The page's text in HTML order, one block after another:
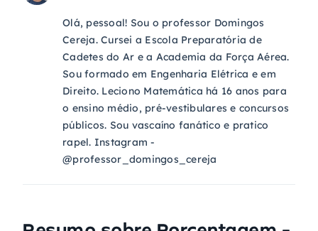
Olá, pessoal! Sou o professor Domingos
Cereja. Cursei a Escola Preparatória de
Cadetes do Ar e a Academia da Força Aérea.
Sou formado em Engenharia Elétrica e em
Direito. Leciono Matemática há 16 anos para
o ensino médio, pré-vestibulares e concursos
públicos. Sou vascaíno fanático e pratico
rapel. Instagram -
@professor_domingos_cereja